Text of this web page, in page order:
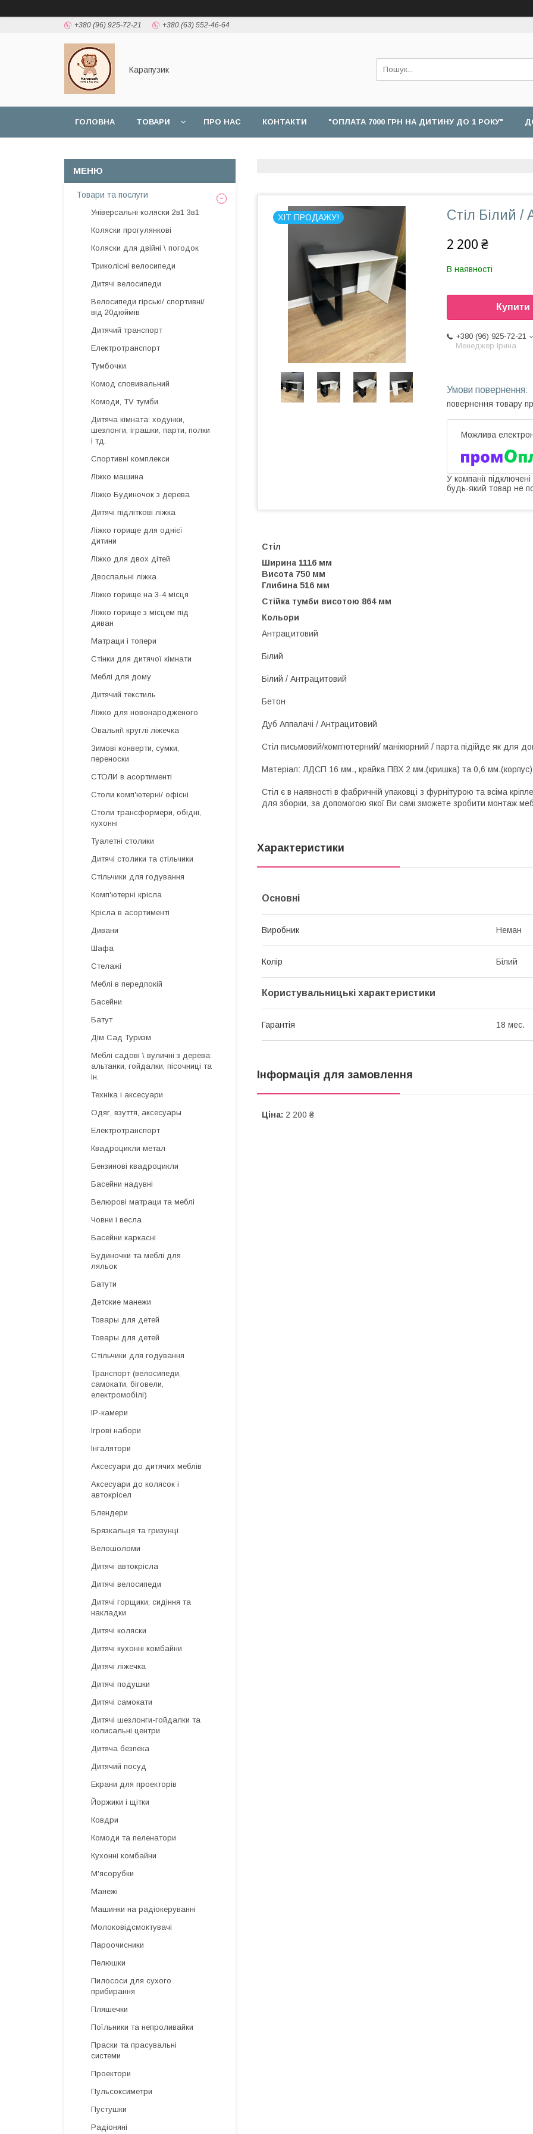
+380 (96) 925-72-21 +380 (63) 552-46-64
Карапузик
ГОЛОВНА ТОВАРИ ПРО НАС КОНТАКТИ "ОПЛАТА 7000 ГРН НА ДИТИНУ ДО 1 РОКУ"
ХІТ ПРОДАЖУ! Стіл Білий /
2 200 ₴
В наявності
Купити
+380 (96) 925-72-21
Менеджер Ірина
повернення товару
У компанії
будь-який товар не
Стіл
Ширина 1116 мм
Висота 750 мм
Глибина 516 мм
Стійка тумби висотою 864 мм
Кольори
Антрацитовий
Білий
Білий / Антрацитовий
Бетон
Дуб Аппалачі / Антрацитовий
Стіл письмовий/комп‘ютерний/ манікюрний / парта підійде як для
Матеріал: ЛДСП 16 мм., крайка ПВХ 2 мм.(кришка) та 0,6
Стіл є в наявності в фабричній упаковці з фурнітурою та всіма
для зборки, за допомогою якої Ви самі зможете зробити монтаж
Характеристики
Основні
Виробник Неман
Колір Білий
Користувальницькі характеристики
Гарантія 18 мес.
Інформація для замовлення
Ціна: 2 200 ₴
Товари та послуги
Універсальні коляски 2в1 3в1
Коляски прогулянкові
Коляски для двійні \ погодок
Триколісні велосипеди
Дитячі велосипеди
Велосипеди гірські/ спортивні/
від 20дюймів
Дитячий транспорт
Електротранспорт
Тумбочки
Комод сповивальний
Комоди, TV тумби
Дитяча кімната: ходунки,
шезлонги, іграшки, парти, полки
і тд.
Спортивні комплекси
Ліжко машина
Ліжко Будиночок з дерева
Дитячі підліткові ліжка
Ліжко горище для однієї
дитини
Ліжко для двох дітей
Двоспальні ліжка
Ліжко горище на 3-4 місця
Ліжко горище з місцем під
диван
Матраци і топери
Стінки для дитячої кімнати
Меблі для дому
Дитячий текстиль
Ліжко для новонародженого
Овальні\ круглі ліжечка
Зимові конверти, сумки,
переноски
СТОЛИ в асортименті
Столи комп'ютерні/ офісні
Столи трансформери, обідні,
кухонні
Туалетні столики
Дитячі столики та стільчики
Стільчики для годування
Комп'ютерні крісла
Крісла в асортименті
Дивани
Шафа
Стелажі
Меблі в передпокій
Басейни
Батут
Дім Сад Туризм
Меблі садові \ вуличні з дерева:
альтанки, гойдалки, пісочниці та
ін.
Техніка і аксесуари
Одяг, взуття, аксесуары
Електротранспорт
Квадроцикли метал
Бензинові квадроцикли
Басейни надувні
Велюрові матраци та меблі
Човни і весла
Басейни каркасні
Будиночки та меблі для
ляльок
Батути
Детские манежи
Товары для детей
Товары для детей
Стільчики для годування
Транспорт (велосипеди,
самокати, біговели,
електромобілі)
IP-камери
Ігрові набори
Інгалятори
Аксесуари до дитячих меблів
Аксесуари до колясок і
автокрісел
Блендери
Брязкальця та гризунці
Велошоломи
Дитячі автокрісла
Дитячі велосипеди
Дитячі горщики, сидіння та
накладки
Дитячі коляски
Дитячі кухонні комбайни
Дитячі ліжечка
Дитячі подушки
Дитячі самокати
Дитячі шезлонги-гойдалки та
колисальні центри
Дитяча безпека
Дитячий посуд
Екрани для проекторів
Йоржики і щітки
Ковдри
Комоди та пеленатори
Кухонні комбайни
М'ясорубки
Манежі
Машинки на радіокеруванні
Молоковідсмоктувачі
Пароочисники
Пелюшки
Пилососи для сухого
прибирання
Пляшечки
Поїльники та непроливайки
Праски та прасувальні
системи
Проектори
Пульсоксиметри
Пустушки
Радіоняні